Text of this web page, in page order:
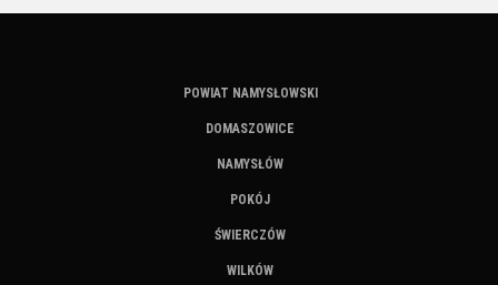
POWIAT NAMYSŁOWSKI
DOMASZOWICE
NAMYSŁÓW
POKÓJ
ŚWIERCZÓW
WILKÓW